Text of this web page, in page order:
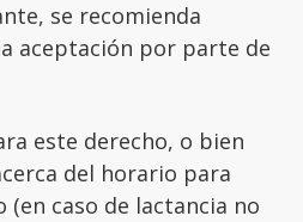
se recomienda
aceptación por parte de
este derecho, o bien
del horario para
caso de lactancia no